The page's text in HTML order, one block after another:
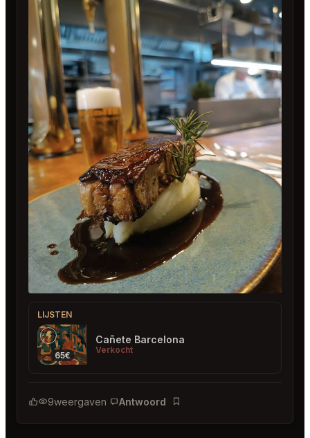
LIJSTEN
65€
Cañete Barcelona
Verkocht
9weergaven Antwoord
Bladwijzer